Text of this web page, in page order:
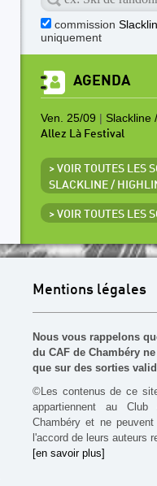
commission
uniquement
AGENDA
Ven. 25/09 | Slackline
Allez Là Festival
> VOIR TOUTES LES
SLACKLINE /
> VOIR TOUTES LES
Mentions légales
Nous vous rappelons
du CAF de Chambéry
que sur des sorties
©Les contenus de ce
appartiennent au
Chambéry et ne
l'accord de leurs auteurs
[en savoir plus]